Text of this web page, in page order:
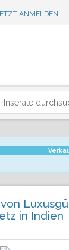
ANMELDEN
in Indien